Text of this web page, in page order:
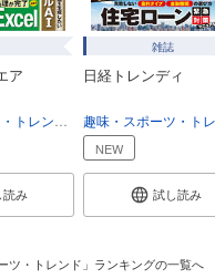
カート
試し読み
ア
趣味・生活
読み
雑誌
日経トレンディ
NEW
試し読み
ツ・トレンド」ランキングの一覧へ